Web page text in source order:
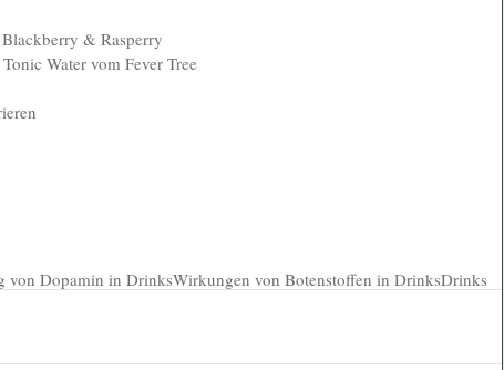
& Rasperry
Water vom Fever Tree
von Dopamin in DrinksWirkungen von Botenstoffen in DrinksDrinks